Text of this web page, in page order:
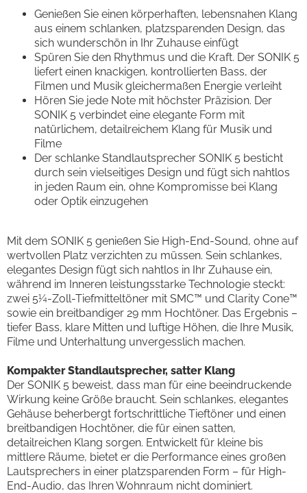
Genießen Sie einen körperhaften, lebensnahen Klang
aus einem schlanken, platzsparenden Design, das
sich wunderschön in Ihr Zuhause einfügt
Spüren Sie den Rhythmus und die Kraft. Der SONIK 5
liefert einen knackigen, kontrollierten Bass, der
Filmen und Musik gleichermaßen Energie verleiht
Hören Sie jede Note mit höchster Präzision. Der
SONIK 5 verbindet eine elegante Form mit
natürlichem, detailreichem Klang für Musik und
Filme
Der schlanke Standlautsprecher SONIK 5 besticht
durch sein vielseitiges Design und fügt sich nahtlos
in jeden Raum ein, ohne Kompromisse bei Klang
oder Optik einzugehen
Mit dem SONIK 5 genießen Sie High-End-Sound, ohne auf
wertvollen Platz verzichten zu müssen. Sein schlankes,
elegantes Design fügt sich nahtlos in Ihr Zuhause ein,
während im Inneren leistungsstarke Technologie steckt:
zwei 5¼-Zoll-Tiefmitteltöner mit SMC™ und Clarity Cone™
sowie ein breitbandiger 29 mm Hochtöner. Das Ergebnis –
tiefer Bass, klare Mitten und luftige Höhen, die Ihre Musik,
Filme und Unterhaltung unvergesslich machen.
Kompakter Standlautsprecher, satter Klang
Der SONIK 5 beweist, dass man für eine beeindruckende
Wirkung keine Größe braucht. Sein schlankes, elegantes
Gehäuse beherbergt fortschrittliche Tieftöner und einen
breitbandigen Hochtöner, die für einen satten,
detailreichen Klang sorgen. Entwickelt für kleine bis
mittlere Räume, bietet er die Performance eines großen
Lautsprechers in einer platzsparenden Form – für High-
End-Audio, das Ihren Wohnraum nicht dominiert.